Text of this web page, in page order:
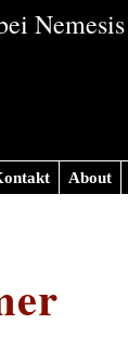
About